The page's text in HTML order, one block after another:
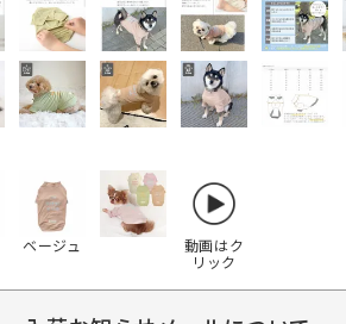
ベージュ
動画はク
リック